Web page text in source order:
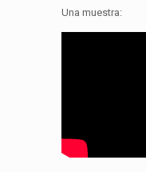
Una muestra: